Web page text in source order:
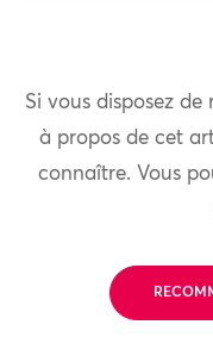
Si vous disposez de
à propos de cet
connaître. Vous